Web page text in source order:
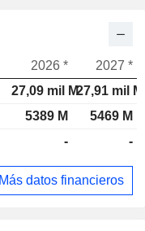
2026 *
2027 *
27,09 mil M27,91 mil M
5389 M
5469 M
- -
Más datos financieros